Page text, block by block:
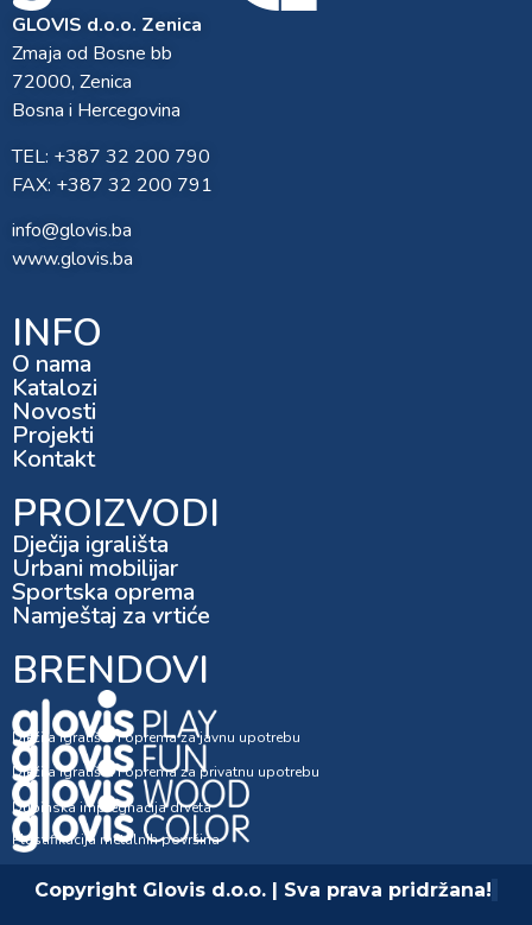
GLOVIS d.o.o. Zenica
Zmaja od Bosne bb
72000, Zenica
Bosna i Hercegovina
TEL: +387 32 200 790
FAX: +387 32 200 791
info@glovis.ba
www.glovis.ba
INFO
O nama
Katalozi
Novosti
Projekti
Kontakt
PROIZVODI
Dječija igrališta
Urbani mobilijar
Sportska oprema
Namještaj za vrtiće
BRENDOVI
Dječija igrališta i oprema za javnu upotrebu
Dječija igrališta i oprema za privatnu upotrebu
Dubinska impregnacija drveta
Plastifikacija metalnih površina
Copyright Glovis d.o.o. | Sva prava pridržana!